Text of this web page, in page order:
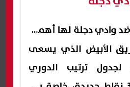
ضد وادي دجلة لها أهمية
الأبيض الذي يسعى
لجدول ترتيب الدوري